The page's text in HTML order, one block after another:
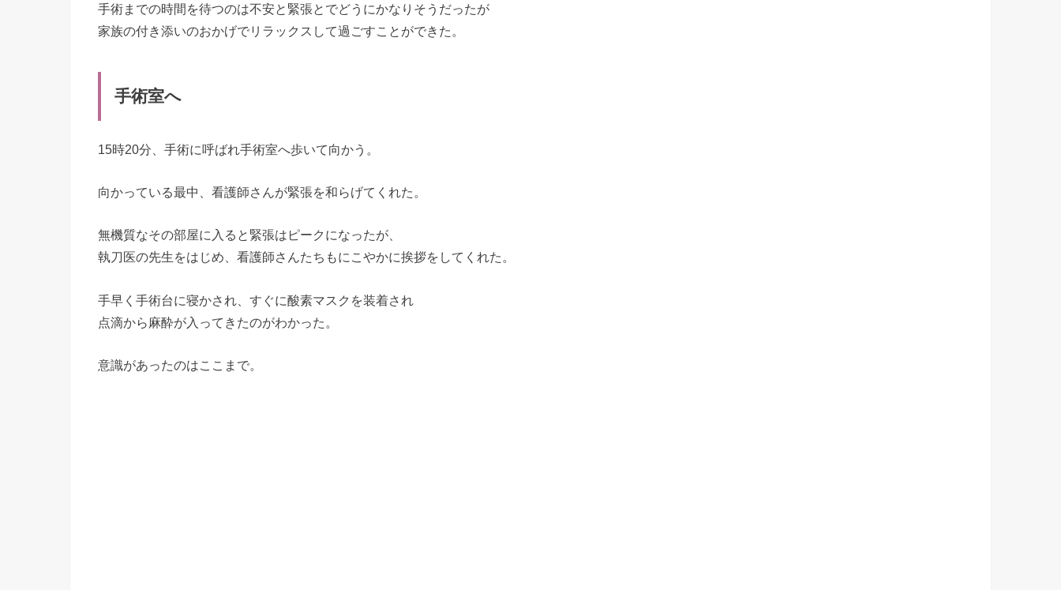
手術までの時間を待つのは不安と緊張とでどうにかなりそうだったが
家族の付き添いのおかげでリラックスして過ごすことができた。
手術室へ
15時20分、手術に呼ばれ手術室へ歩いて向かう。
向かっている最中、看護師さんが緊張を和らげてくれた。
無機質なその部屋に入ると緊張はピークになったが、
執刀医の先生をはじめ、看護師さんたちもにこやかに挨拶をしてくれた。
手早く手術台に寝かされ、すぐに酸素マスクを装着され
点滴から麻酔が入ってきたのがわかった。
意識があったのはここまで。